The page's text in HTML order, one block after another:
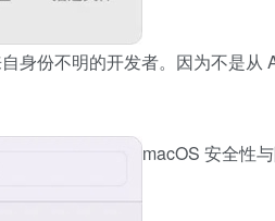
身份不明的开发者。因为不是从
macOS 安全性